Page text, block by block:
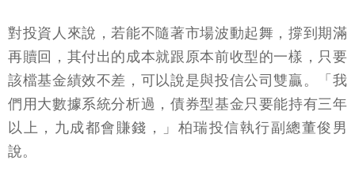
對投資人來說，若能不隨著市場波動起舞，撐到期滿
再贖回，其付出的成本就跟原本前收型的一樣，只要
該檔基金績效不差，可以說是與投信公司雙贏。「我
們用大數據系統分析過，債券型基金只要能持有三年
以上，九成都會賺錢，」柏瑞投信執行副總董俊男
說。